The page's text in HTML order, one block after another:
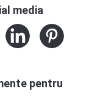
pentru
media